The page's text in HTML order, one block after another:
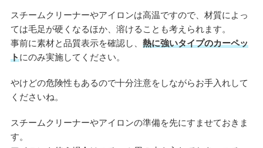
スチームクリーナーやアイロンは高温ですので、材質によっ
ては毛足が硬くなるほか、溶けることも考えられます。
事前に素材と品質表示を確認し、 熱に強いタイプのカーペッ
トにのみ実施してください。
やけどの危険性もあるので十分注意をしながらお手入れして
くださいね。
スチームクリーナーやアイロンの準備を先にすませておきま
す。